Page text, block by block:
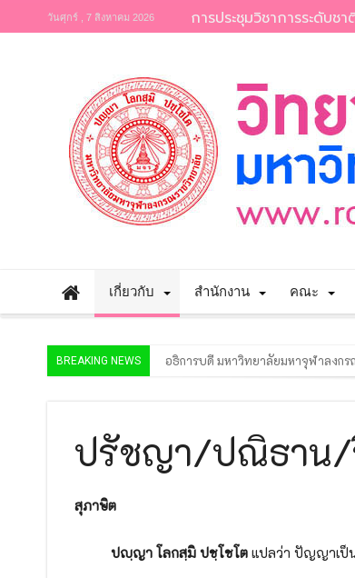
วันศุกร์ , 7 สิงหาคม 2026 การประชุมวิชาการระดับช
เกี่ยวกับ สำนักงาน คณะ
BREAKING NEWS
โครงการฝึกอบรม “นักวิจัยรุ่นใหม่ ส
๒๕๖๙
ประกาศวิทยาลัยสงฆ์ร้อยเอ็ด มหา
ประกาศวิทยาลัยสงฆ์ร้อยเอ็ด มหาวิ
ปรัชญา/ปณิธาน/
สุภาษิต
ปญฺญา โลกสฺมิ ปชฺโชโต แปลว่า ปัญญาเป็